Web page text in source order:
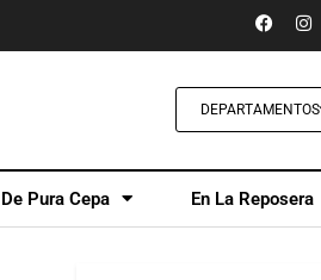
DEPARTAMENTOS
De Pura Cepa En La Reposera